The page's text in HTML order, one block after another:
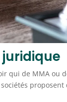
qui de MMA ou